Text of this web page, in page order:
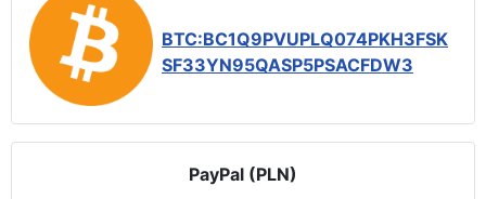
BTC:BC1Q9PVUPLQ074PKH3FSK
SF33YN95QASP5PSACFDW3
PayPal (PLN)